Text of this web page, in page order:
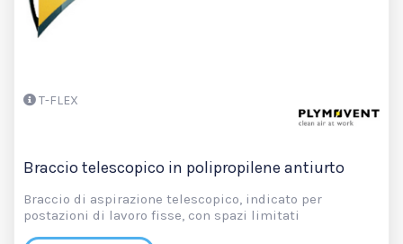
T-FLEX
Braccio telescopico in polipropilene antiurto
Braccio di aspirazione telescopico, indicato per
postazioni di lavoro fisse, con spazi limitati